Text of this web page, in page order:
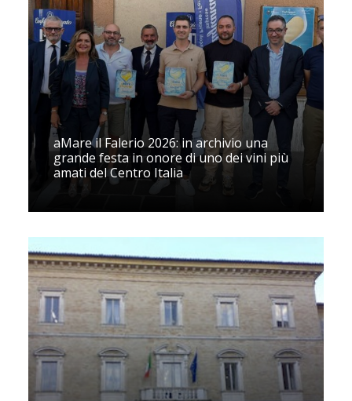
aMare il Falerio 2026: in archivio una
grande festa in onore di uno dei vini più
amati del Centro Italia